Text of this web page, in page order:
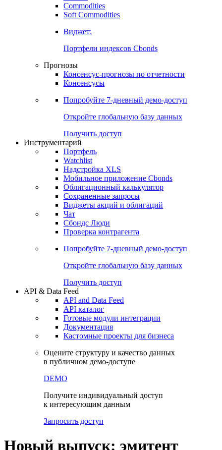
Commodities
Золото
Бензин
Soft Commodities
Виджет:
Портфели индексов Cbonds
Прогнозы
Консенсусы
Попробуйте7-дневный
Откройте глобальную базу данных
Получить доступ
Инструментарий
Портфель
Watchlist
Надстройка XLS
Мобильное приложение Cbonds
Облигационный калькулятор
Сохраненные запросы
Чат
Проверка контрагента
Попробуйте7-дневный
Откройте глобальную базу данных
Получить доступ
API & Data Feed
API and Data Feed
Готовые модули интеграции
Документация
в публичном демо-доступе
к интересующим данным